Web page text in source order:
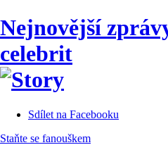
Nejnovější
celebrit
Sdílet na Facebooku
Staňte se fanouškem